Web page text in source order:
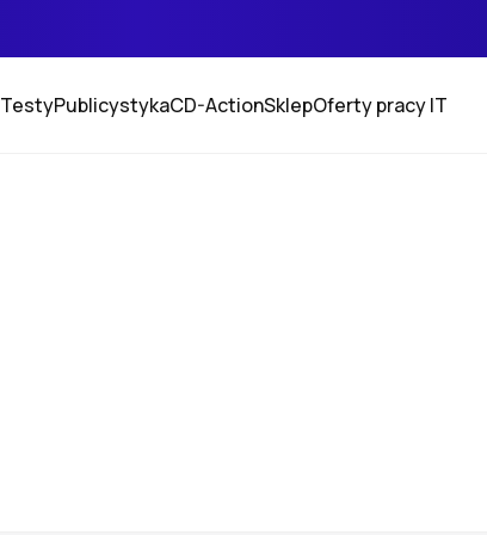
TestyPublicystykaCD-ActionSklepOferty pracy IT